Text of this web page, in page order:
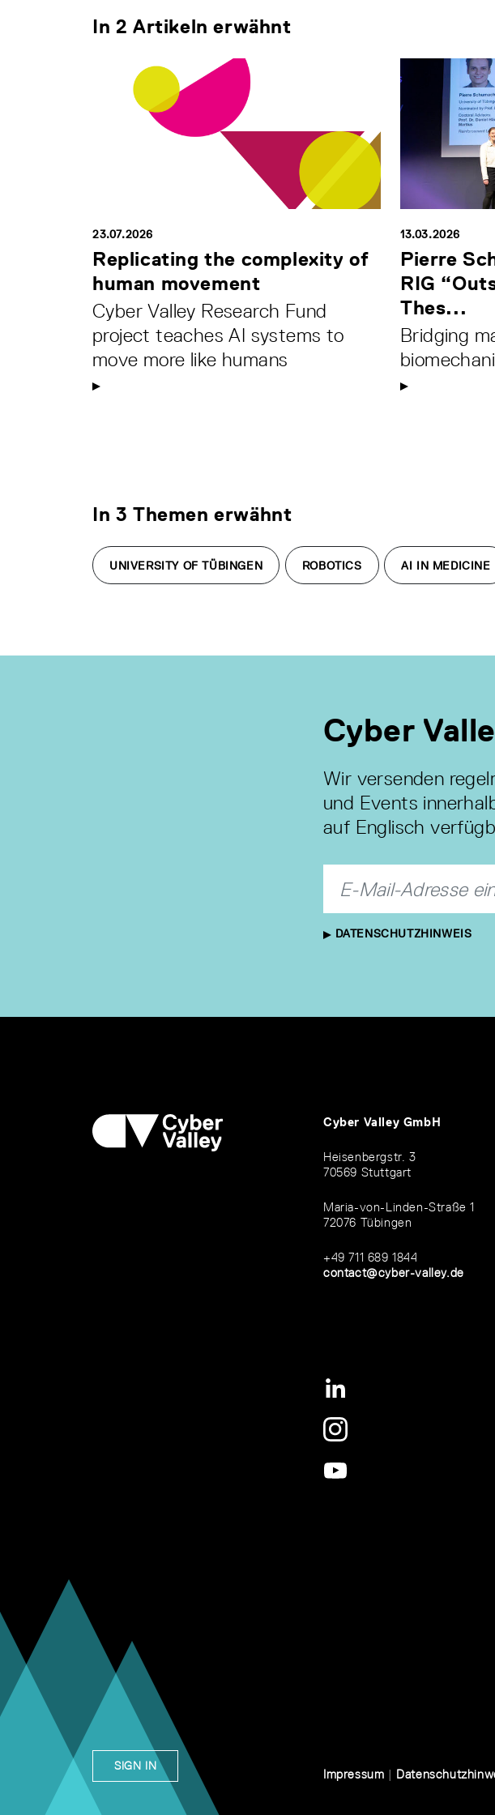
In 2 Artikeln erwähnt
23.07.2026
Replicating the complexity of
human movement
Cyber Valley Research Fund
project teaches AI systems to
move more like humans
13.03.2026
Pierre
RIG
Thes...
Bridging
In 3 Themen erwähnt
UNIVERSITY OF TÜBINGEN ROBOTICS AI IN MEDICINE
Cyber
Wir versenden
und Events
auf Englisch
DATENSCHUTZHINWEIS
Cyber Valley GmbH
Heisenbergstr. 3
70569 Stuttgart
Maria-von-Linden-Straße 1
72076 Tübingen
+49 711 689 1844
contact@cyber-valley.de
SIGN IN
Impressum |